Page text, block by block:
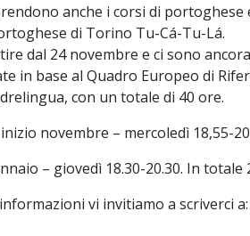
anche i corsi di
di Torino Tu-Cá-Tu-Lá.
dal 24 novembre e ci sono
in base al Quadro Europeo di
con un totale di 40 ore.
inizio novembre – mercoledì 18,55-
– giovedì 18.30-20.30. In totale
vi invitiamo a scriverci a: